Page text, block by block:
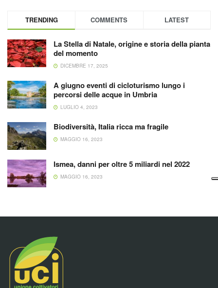
TRENDING COMMENTS LATEST
La Stella di Natale, origine e storia della pianta
del momento
DICEMBRE 17, 2025
A giugno eventi di cicloturismo lungo i
percorsi delle acque in Umbria
LUGLIO 4, 2023
Biodiversità, Italia ricca ma fragile
MAGGIO 16, 2023
Ismea, danni per oltre 5 miliardi nel 2022
MAGGIO 16, 2023